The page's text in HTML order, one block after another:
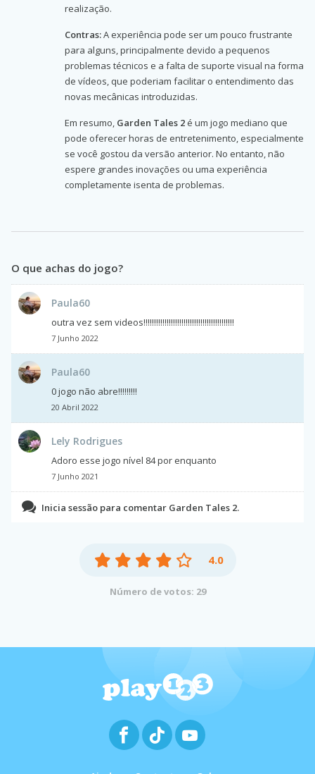
realização.
Contras:A experiência pode ser um pouco frustrante
para alguns, principalmente devido a pequenos
problemas técnicos e a falta de suporte visual na forma
de vídeos, que poderiam facilitar o entendimento das
novas mecânicas introduzidas.
Em resumo, Garden Tales 2 é um jogo mediano que
pode oferecer horas de entretenimento, especialmente
se você gostou da versão anterior. No entanto, não
espere grandes inovações ou uma experiência
completamente isenta de problemas.
O que achas do jogo?
Paula60
outra vez sem videos!!!!!!!!!!!!!!!!!!!!!!!!!!!!!!!!!!!!!!!!!!!
7 Junho 2022
Paula60
0 jogo não abre!!!!!!!!!
20 Abril 2022
Lely Rodrigues
Adoro esse jogo nível 84 por enquanto
7 Junho 2021
Inicia sessão para comentar Garden Tales 2.
4.0
Número de votos: 29